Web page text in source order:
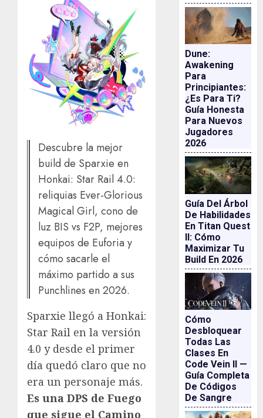
Descubre la mejor
build de Sparxie en
Honkai: Star Rail 4.0:
reliquias Ever-Glorious
Magical Girl, cono de
luz BIS vs F2P, mejores
equipos de Euforia y
cómo sacarle el
máximo partido a sus
Punchlines en 2026.
Sparxie llegó a Honkai:
Star Rail en la versión
4.0 y desde el primer
día quedó claro que no
era un personaje más.
Es una DPS de Fuego
que sigue el Camino
Dune:
Awakening
Para
Principiantes:
¿es Para Ti?
Guía Honesta
Para Nuevos
Jugadores
2026
Guía Del Árbol
De Habilidades
En Titan Quest
II: Cómo
Maximizar Tu
Build En 2026
Cómo
Desbloquear
Todas Las
Clases En
Code Vein II —
Guía Completa
De Códigos
De Sangre